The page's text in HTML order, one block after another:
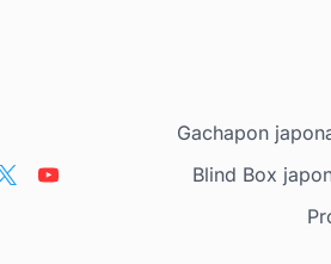
Gachapon
Blind Box